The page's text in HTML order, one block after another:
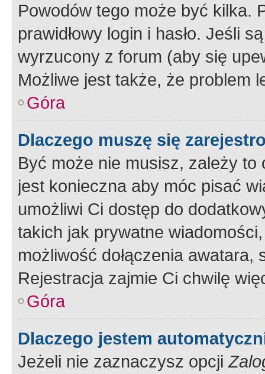
Powodów tego może być kilka.
prawidłowy login i hasło. Jeśli
wyrzucony z forum (aby się
Możliwe jest także, że problem
Góra
Dlaczego muszę się
Być może nie musisz, zależy
jest konieczna aby móc pisać
umożliwi Ci dostęp do
takich jak prywatne
możliwość dołączenia
Rejestracja zajmie Ci chwilę
Góra
Dlaczego jestem
Jeżeli nie zaznaczysz opcji